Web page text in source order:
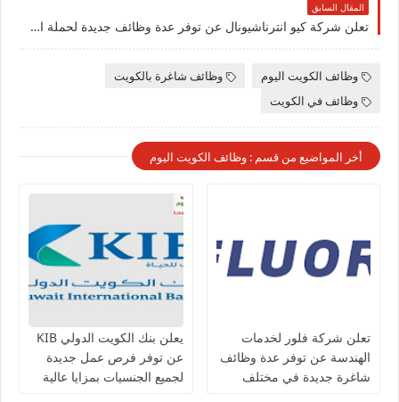
المقال السابق
تعلن شركة كيو انترناشيونال عن توفر عدة وظائف جديدة لحملة البكالوريوس بالكويت
وظائف الكويت اليوم
وظائف شاغرة بالكويت
وظائف في الكويت
أخر المواضيع من قسم : وظائف الكويت اليوم
تعلن شركة فلور لخدمات
الهندسة عن توفر عدة وظائف
شاغرة جديدة في مختلف
يعلن بنك الكويت الدولي KIB
عن توفر فرص عمل جديدة
لجميع الجنسيات بمزايا عالية